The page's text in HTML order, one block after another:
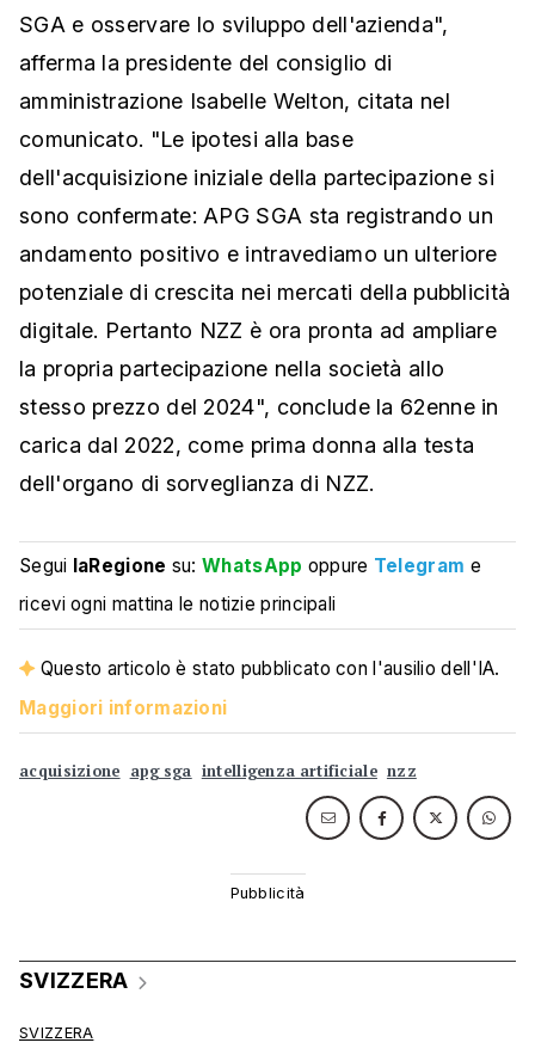
SGA e osservare lo sviluppo dell'azienda",
afferma la presidente del consiglio di
amministrazione Isabelle Welton, citata nel
comunicato. "Le ipotesi alla base
dell'acquisizione iniziale della partecipazione si
sono confermate: APG SGA sta registrando un
andamento positivo e intravediamo un ulteriore
potenziale di crescita nei mercati della pubblicità
digitale. Pertanto NZZ è ora pronta ad ampliare
la propria partecipazione nella società allo
stesso prezzo del 2024", conclude la 62enne in
carica dal 2022, come prima donna alla testa
dell'organo di sorveglianza di NZZ.
Segui laRegione su:WhatsApp oppure Telegram e
ricevi ogni mattina le notizie principali
Questo articolo è stato pubblicato con l'ausilio dell'IA.
Maggiori informazioni
acquisizione apg sga intelligenza artificiale nzz
SVIZZERA
SVIZZERA